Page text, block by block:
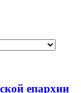
епархии